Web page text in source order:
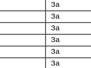
За
За
За
За
За
За